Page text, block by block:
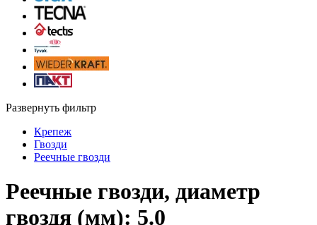
Развернуть фильтр
Крепеж
Гвозди
Реечные гвозди
Реечные гвозди, диаметр
гвоздя (мм): 5.0